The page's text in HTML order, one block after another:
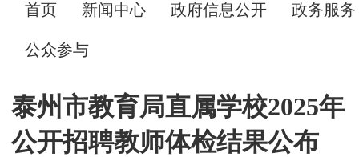
首页 新闻中心 政府信息公开 政务服务
公众参与
泰州市教育局直属学校2025年
公开招聘教师体检结果公布